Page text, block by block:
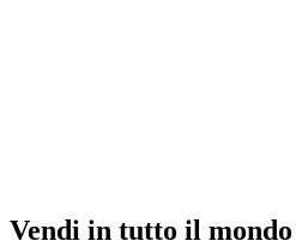
Vendi in tutto il mondo